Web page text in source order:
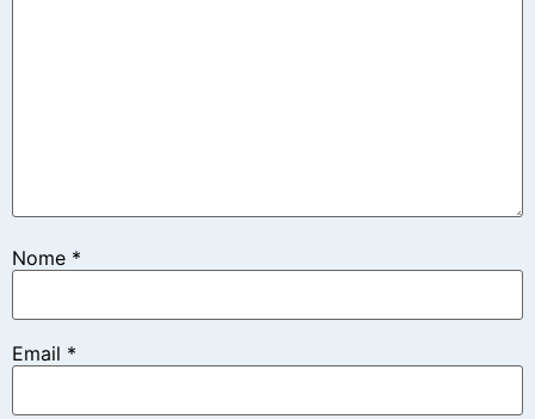
Nome *
Email *